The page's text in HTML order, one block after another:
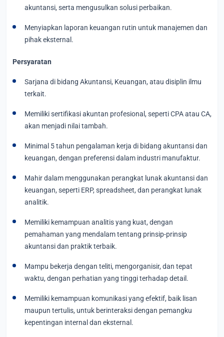
akuntansi, serta mengusulkan solusi perbaikan.
Menyiapkan laporan keuangan rutin untuk manajemen dan
pihak eksternal.
Persyaratan
Sarjana di bidang Akuntansi, Keuangan, atau disiplin ilmu
terkait.
Memiliki sertifikasi akuntan profesional, seperti CPA atau CA,
akan menjadi nilai tambah.
Minimal 5 tahun pengalaman kerja di bidang akuntansi dan
keuangan, dengan preferensi dalam industri manufaktur.
Mahir dalam menggunakan perangkat lunak akuntansi dan
keuangan, seperti ERP, spreadsheet, dan perangkat lunak
analitik.
Memiliki kemampuan analitis yang kuat, dengan
pemahaman yang mendalam tentang prinsip-prinsip
akuntansi dan praktik terbaik.
Mampu bekerja dengan teliti, mengorganisir, dan tepat
waktu, dengan perhatian yang tinggi terhadap detail.
Memiliki kemampuan komunikasi yang efektif, baik lisan
maupun tertulis, untuk berinteraksi dengan pemangku
kepentingan internal dan eksternal.